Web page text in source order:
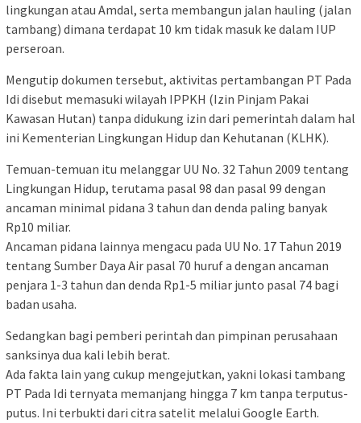
lingkungan atau Amdal, serta membangun jalan hauling (jalan
tambang) dimana terdapat 10 km tidak masuk ke dalam IUP
perseroan.
Mengutip dokumen tersebut, aktivitas pertambangan PT Pada
Idi disebut memasuki wilayah IPPKH (Izin Pinjam Pakai
Kawasan Hutan) tanpa didukung izin dari pemerintah dalam hal
ini Kementerian Lingkungan Hidup dan Kehutanan (KLHK).
Temuan-temuan itu melanggar UU No. 32 Tahun 2009 tentang
Lingkungan Hidup, terutama pasal 98 dan pasal 99 dengan
ancaman minimal pidana 3 tahun dan denda paling banyak
Rp10 miliar.
Ancaman pidana lainnya mengacu pada UU No. 17 Tahun 2019
tentang Sumber Daya Air pasal 70 huruf a dengan ancaman
penjara 1-3 tahun dan denda Rp1-5 miliar junto pasal 74 bagi
badan usaha.
Sedangkan bagi pemberi perintah dan pimpinan perusahaan
sanksinya dua kali lebih berat.
Ada fakta lain yang cukup mengejutkan, yakni lokasi tambang
PT Pada Idi ternyata memanjang hingga 7 km tanpa terputus-
putus. Ini terbukti dari citra satelit melalui Google Earth.